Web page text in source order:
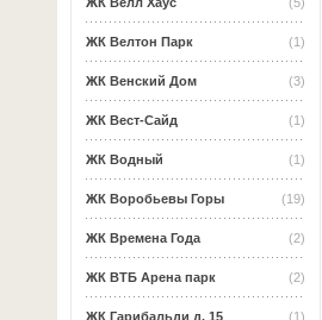
(5)
ЖК Велл Хаус
(1)
ЖК Велтон Парк
(3)
ЖК Венский Дом
(1)
ЖК Вест-Сайд
(1)
ЖК Водный
(19)
ЖК Воробьевы Горы
(2)
ЖК Времена Года
(2)
ЖК ВТБ Арена парк
(1)
ЖК Гарибальди д. 15